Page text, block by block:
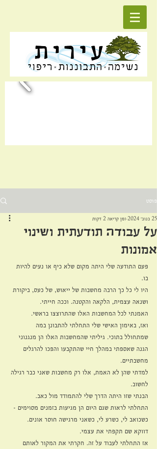
פוסט
על עבודה תודעתית ושינוי
אמונות
25 בנוב׳ 2024 זמן קריאה 2 דקות
פעם התודעה שלי היתה מקום שלא כיף או נעים להיות
בו.
היו לי כל כך הרבה מחשבות של ייאוש, של כעס, ביקורת
ושנאה עצמית, הלקאה והקטנה. וככה חייתי.
האמנתי לכל המחשבות האלו שהתרוצצו בראשי.
ואז, באימון האישי שלי התחלתי להתבונן במה
שמתחולל בתוכי. גיליתי שהמחשבות האלו הן מנגנוני
הגנה שאספתי במהלך חיי שהתקבעו והפכו להרגלים
מחשבתיים.
למדתי שהן לא האמת, אלו רק מחשבות שאני כבר רגילה
לחשוב.
הבנתי שזו היתה הדרך שלי להתמודד מול כאב.
התחלתי לראות שגם היום הן מגיעות בזמנים מסוימים -
כשכואב לי, כשרע לי, כשאני מרגישה חוסר אונים.
דווקא שם תקפתי את עצמי.
אז התחלתי לעבוד על זה. חקרתי את המקור לאותם